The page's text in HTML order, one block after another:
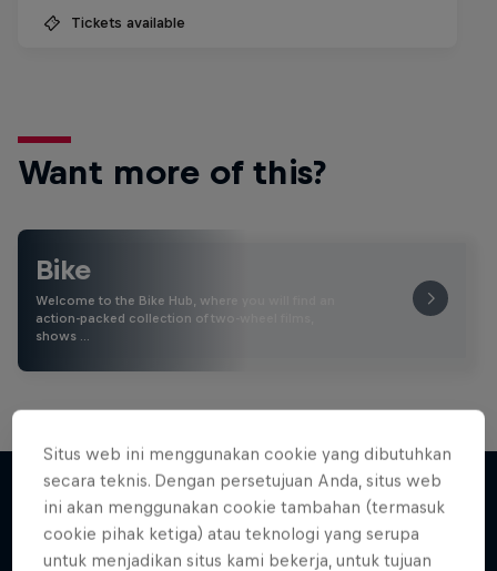
Tickets available
Want more of this?
Bike
Welcome to the Bike Hub, where you will find an
action-packed collection of two-wheel films,
shows …
Lebih banyak seperti ini
Situs web ini menggunakan cookie yang dibutuhkan
secara teknis. Dengan persetujuan Anda, situs web
ini akan menggunakan cookie tambahan (termasuk
cookie pihak ketiga) atau teknologi yang serupa
untuk menjadikan situs kami bekerja, untuk tujuan